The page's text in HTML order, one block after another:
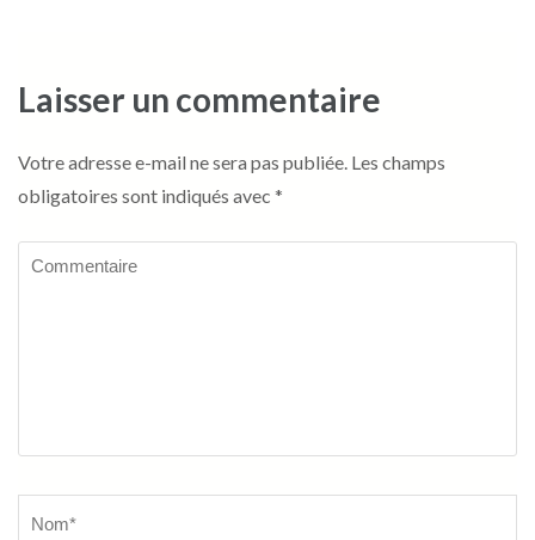
Laisser un commentaire
Votre adresse e-mail ne sera pas publiée. Les champs
obligatoires sont indiqués avec *
Commentaire